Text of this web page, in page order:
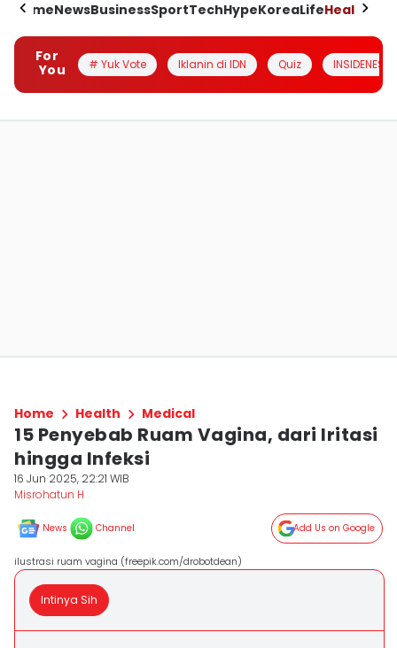
HomeNewsBusinessSportTechHypeKoreaLifeHealth
For
You
# Yuk Vote Iklanin di IDN Quiz INSIDENESIA
Home Health Medical
15 Penyebab Ruam Vagina, dari Iritasi
hingga Infeksi
16 Jun 2025, 22:21 WIB
Misrohatun H
News Channel Add Us on Google
ilustrasi ruam vagina (freepik.com/drobotdean)
Intinya Sih